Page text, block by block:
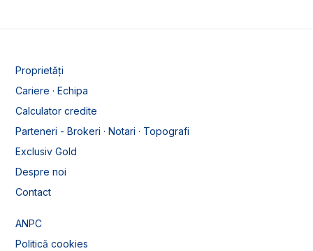
Proprietăți
Cariere · Echipa
Calculator credite
Parteneri - Brokeri · Notari · Topografi
Exclusiv Gold
Despre noi
Contact
ANPC
Politică cookies